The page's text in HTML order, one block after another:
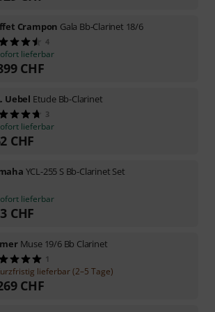
Crampon Gala Bb-Clarinet 18/6
4
lieferbar
CHF
Uebel Etude Bb-Clarinet
3
lieferbar
CHF
YCL-255 S Bb-Clarinet Set
lieferbar
CHF
Muse 19/6 Bb Clarinet
1
lieferbar (2–5 Tage)
CHF